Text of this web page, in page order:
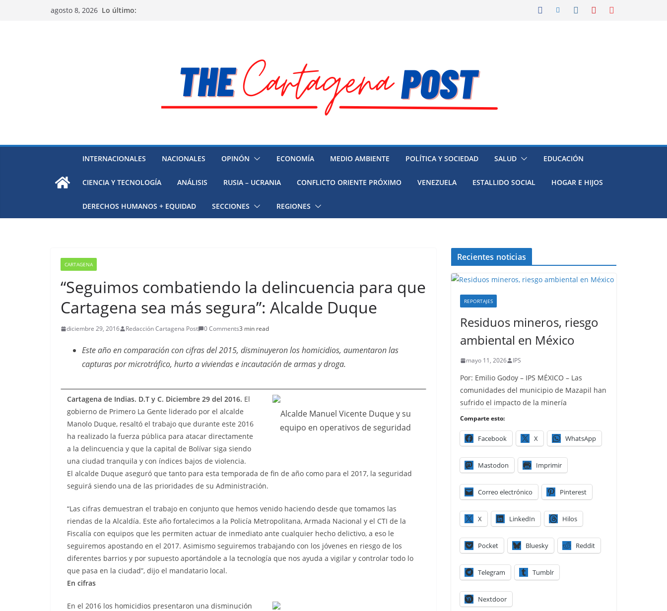
agosto 8, 2026 Lo último:
INTERNACIONALES NACIONALES OPINÓN ECONOMÍA MEDIO AMBIENTE POLÍTICA Y SOCIEDAD SALUD EDUCACIÓN
CIENCIA Y TECNOLOGÍA ANÁLISIS RUSIA – UCRANIA CONFLICTO ORIENTE PRÓXIMO VENEZUELA ESTALLIDO SOCIAL HOGAR E HIJOS
DERECHOS HUMANOS + EQUIDAD SECCIONES REGIONES
CARTAGENA
“Seguimos combatiendo la delincuencia para que
Cartagena sea más segura”: Alcalde Duque
diciembre 29, 2016 Redacción Cartagena Post 0 Comments3 min read
Este año en comparación con cifras del 2015, disminuyeron los homicidios, aumentaron las
capturas por microtráfico, hurto a viviendas e incautación de armas y droga.
Alcalde Manuel Vicente Duque y su
equipo en operativos de seguridad
Cartagena de Indias. D.T y C. Diciembre 29 del 2016. El
gobierno de Primero La Gente liderado por el alcalde
Manolo Duque, resaltó el trabajo que durante este 2016
ha realizado la fuerza pública para atacar directamente
a la delincuencia y que la capital de Bolívar siga siendo
una ciudad tranquila y con índices bajos de violencia.
El alcalde Duque aseguró que tanto para esta temporada de fin de año como para el 2017, la seguridad
seguirá siendo una de las prioridades de su Administración.
“Las cifras demuestran el trabajo en conjunto que hemos venido haciendo desde que tomamos las
riendas de la Alcaldía. Este año fortalecimos a la Policía Metropolitana, Armada Nacional y el CTI de la
Fiscalía con equipos que les permiten actuar de inmediato ante cualquier hecho delictivo, a eso le
seguiremos apostando en el 2017. Asimismo seguiremos trabajando con los jóvenes en riesgo de los
diferentes barrios y por supuesto aportándole a la tecnología que nos ayuda a vigilar y controlar todo lo
que pasa en la ciudad”, dijo el mandatario local.
En cifras
En el 2016 los homicidios presentaron una disminución
Recientes noticias
REPORTAJES
Residuos mineros, riesgo
ambiental en México
mayo 11, 2026 IPS
Por: Emilio Godoy – IPS MÉXICO – Las
comunidades del municipio de Mazapil han
sufrido el impacto de la minería
Comparte esto:
Facebook X WhatsApp
Mastodon Imprimir
Correo electrónico Pinterest
X LinkedIn Hilos
Pocket Bluesky Reddit
Telegram Tumblr
Nextdoor